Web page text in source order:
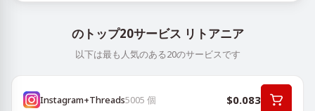
のトップ20サービス リトアニア
以下は最も人気のある20のサービスです
Instagram+Threads5005 個 $0.083